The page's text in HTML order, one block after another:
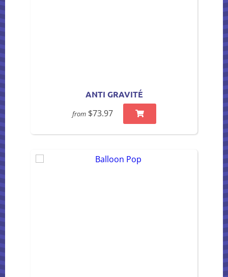
ANTI GRAVITÉ
from $73.97